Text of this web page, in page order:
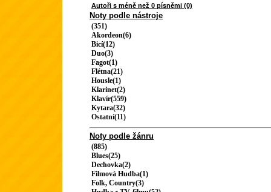
Autoři s méně než 0 písněmi (0)
Noty podle nástroje
(351)
Akordeon(6)
Bicí(12)
Duo(3)
Fagot(1)
Flétna(21)
Housle(1)
Klarinet(2)
Klavír(559)
Kytara(32)
Ostatní(11)
Noty podle žánru
(885)
Blues(25)
Dechovka(2)
Filmová Hudba(1)
Folk, Country(3)